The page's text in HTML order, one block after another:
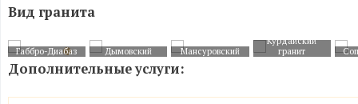
Вид гранита
Габбро-Диабаз Дымовский Мансуровский
Курдайский
гранит
Дополнительные услуги: